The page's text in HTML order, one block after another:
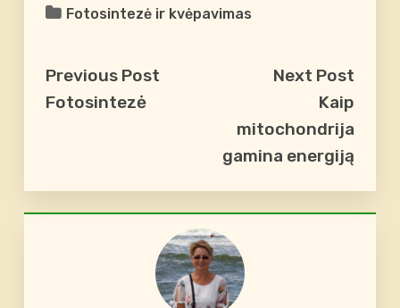
Fotosintezė ir kvėpavimas
Previous Post
Fotosintezė
Next Post
Kaip
mitochondrija
gamina energiją